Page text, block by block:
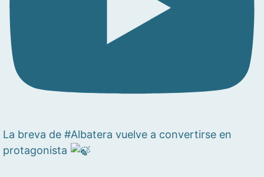
La breva de #Albatera vuelve a convertirse en
protagonista